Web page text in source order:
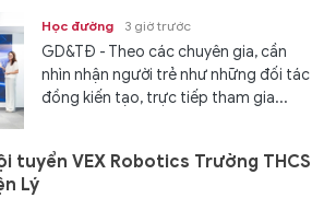
Học đường 3 giờ trước
GD&TĐ - Theo các chuyên gia, cần
nhìn nhận người trẻ như những đối tác
đồng kiến tạo, trực tiếp tham gia...
tuyển VEX Robotics Trường THCS
Lý